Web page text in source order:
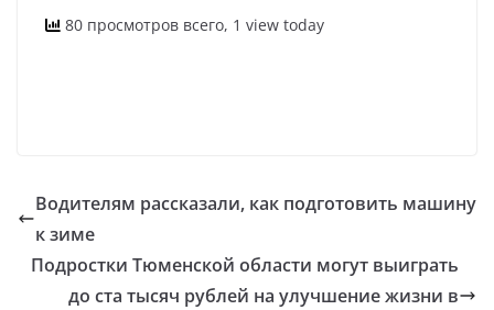
80 просмотров всего, 1 view today
Водителям рассказали, как подготовить машину
к зиме
Подростки Тюменской области могут выиграть
до ста тысяч рублей на улучшение жизни в